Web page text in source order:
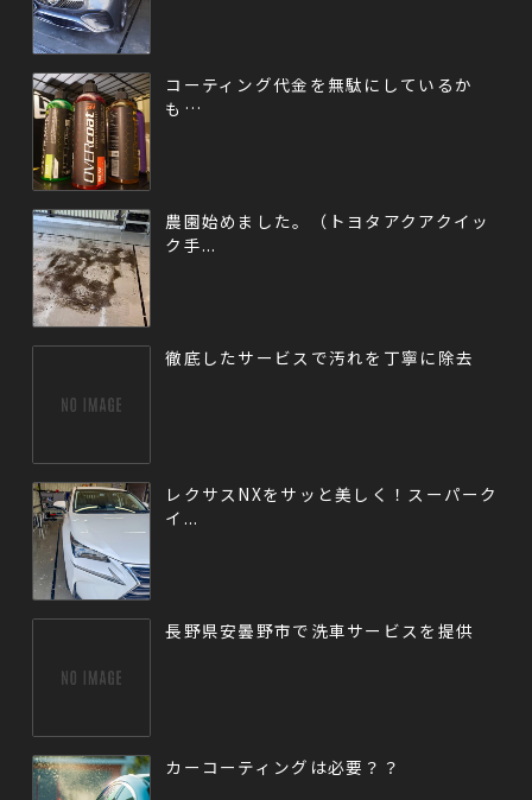
コーティング代金を無駄にしているか
も…
農園始めました。（トヨタアクアクイッ
ク手...
徹底したサービスで汚れを丁寧に除去
レクサスNXをサッと美しく！スーパーク
イ...
長野県安曇野市で洗車サービスを提供
カーコーティングは必要？？